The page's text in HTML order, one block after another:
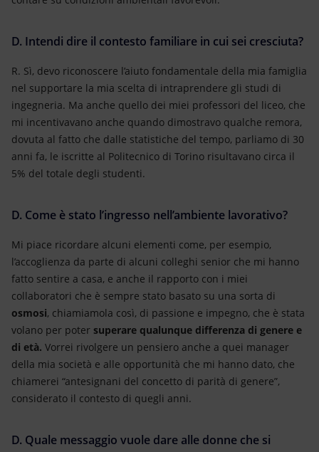
D. Intendi dire il contesto familiare in cui sei cresciuta?
R. Sì, devo riconoscere l’aiuto fondamentale della mia famiglia
nel supportare la mia scelta di intraprendere gli studi di
ingegneria. Ma anche quello dei miei professori del liceo, che
mi incentivavano anche quando dimostravo qualche remora,
dovuta al fatto che dalle statistiche del tempo, parliamo di 30
anni fa, le iscritte al Politecnico di Torino risultavano circa il
5% del totale degli studenti.
D. Come è stato l’ingresso nell’ambiente lavorativo?
Mi piace ricordare alcuni elementi come, per esempio,
l’accoglienza da parte di alcuni colleghi senior che mi hanno
fatto sentire a casa, e anche il rapporto con i miei
collaboratori che è sempre stato basato su una sorta di
osmosi, chiamiamola così, di passione e impegno, che è stata
volano per poter superare qualunque differenza di genere e
di età. Vorrei rivolgere un pensiero anche a quei manager
della mia società e alle opportunità che mi hanno dato, che
chiamerei “antesignani del concetto di parità di genere”,
considerato il contesto di quegli anni.
D. Quale messaggio vuole dare alle donne che si